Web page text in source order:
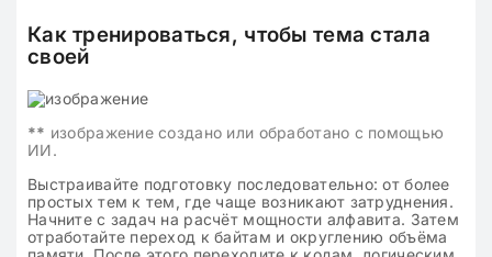
Как тренироваться, чтобы тема стала
своей
** изображение создано или обработано с помощью
ИИ.
Выстраивайте подготовку последовательно: от более
простых тем к тем, где чаще возникают затруднения.
Начните с задач на расчёт мощности алфавита. Затем
отработайте переход к байтам и округлению объёма